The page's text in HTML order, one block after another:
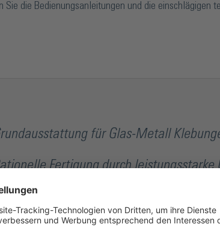
Sie die Bedienungsanleitungen und die einschlägigen
für Glas-Metall
Fertigung durch leistungsstarke